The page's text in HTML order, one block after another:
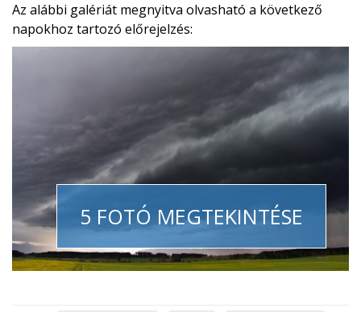
Az alábbi galériát megnyitva olvasható a következő
napokhoz tartozó előrejelzés:
5 FOTÓ MEGTEKINTÉSE